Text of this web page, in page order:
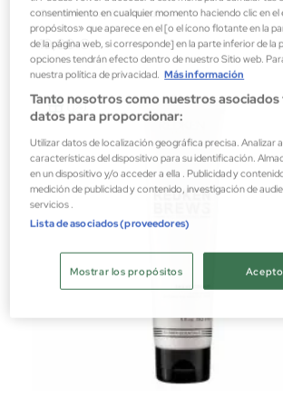
Cosmética capilar masculina
19,80 €
consentimiento en cualquier momento haciendo clic en
propósitos» que aparece en el [o el ícono flotante en la
de la página web, si corresponde] en la parte inferior de la
opciones tendrán efecto dentro de nuestro Sitio web.
nuestra política de privacidad. Más información
Tanto nosotros como nuestros
datos para proporcionar:
Utilizar datos de localización geográfica precisa. Analizar
características del dispositivo para su identificación.
en un dispositivo y/o acceder a ella . Publicidad y
medición de publicidad y contenido, investigación de
servicios .
Lista de asociados (proveedores)
Acepto
Mostrar los propósitos